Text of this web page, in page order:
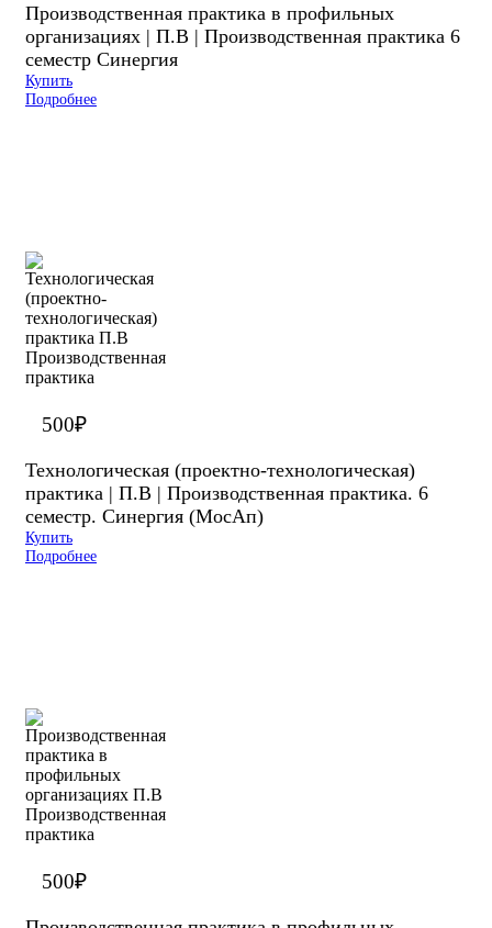
Производственная практика в профильных
организациях | П.В | Производственная практика 6
семестр Синергия
Купить
Подробнее
500₽
Технологическая (проектно-технологическая)
практика | П.В | Производственная практика. 6
семестр. Синергия (МосАп)
Купить
Подробнее
500₽